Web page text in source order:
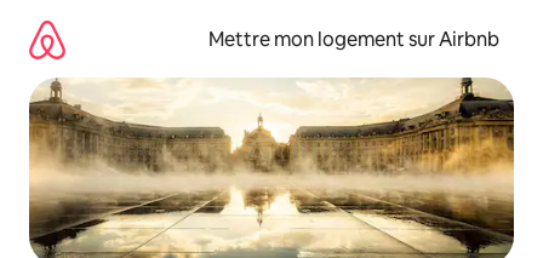
directement
contenu
Mettre mon logement sur Airbnb